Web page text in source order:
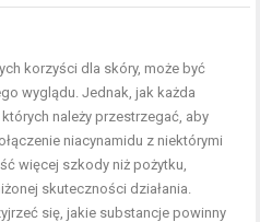
korzyści dla skóry, może być
wyglądu. Jednak, jak każda
należy przestrzegać, aby
niacynamidu z niektórymi
więcej szkody niż pożytku,
skuteczności działania.
się, jakie substancje powinny